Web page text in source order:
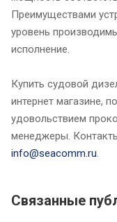
Преимуществами
уровень
исполнение.
Купить судовой
интернет магазине,
удовольствием
менеджеры.
info@seacomm.ru.
Связанные